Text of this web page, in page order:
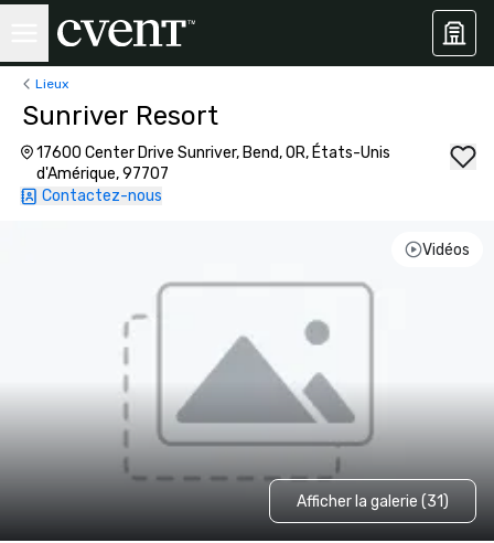
Lieux
Sunriver Resort
17600 Center Drive Sunriver, Bend, OR, États-Unis
d'Amérique, 97707
Contactez-nous
Vidéos
Afficher la galerie (31)